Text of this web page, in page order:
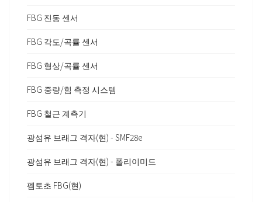
FBG 진동 센서
FBG 각도/곡률 센서
FBG 형상/곡률 센서
FBG 중량/힘 측정 시스템
FBG 철근 계측기
광섬유 브래그 격자(현) - SMF28e
광섬유 브래그 격자(현) - 폴리이미드
펨토초 FBG(현)